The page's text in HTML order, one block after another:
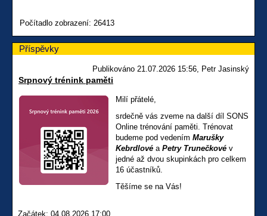
Počítadlo zobrazení: 26413
Příspěvky
Publikováno 21.07.2026 15:56, Petr Jasinský
Srpnový trénink paměti
Milí přátelé,
srdečně vás zveme na další díl SONS
Online trénování paměti. Trénovat
budeme pod vedením Marušky
Kebrdlové a Petry Trunečkové v
jedné až dvou skupinkách pro celkem
16 účastníků.
Těšíme se na Vás!
Začátek: 04.08.2026 17:00